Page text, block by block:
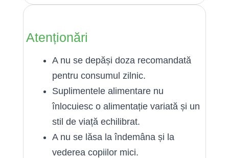
Atenționări
A nu se depăși doza recomandată
pentru consumul zilnic.
Suplimentele alimentare nu
înlocuiesc o alimentație variată și un
stil de viață echilibrat.
A nu se lăsa la îndemâna și la
vederea copiilor mici.